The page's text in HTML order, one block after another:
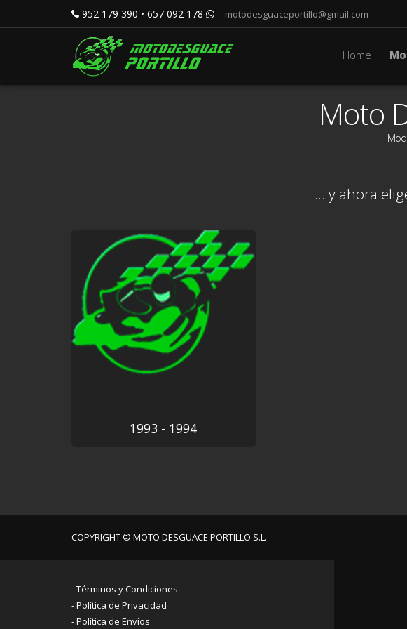
952 179 390 • 657 092 178 motodesguaceportillo@gmail.com
Home
Moto
... y ahora
1993 - 1994
COPYRIGHT © MOTO DESGUACE PORTILLO S.L.
-Términos y Condiciones
-Política de Privacidad
-Política de Envíos